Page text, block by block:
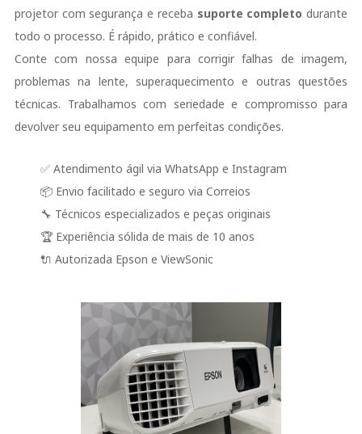
projetor com segurança e receba suporte completo durante
todo o processo. É rápido, prático e confiável.
Conte com nossa equipe para corrigir falhas de imagem,
problemas na lente, superaquecimento e outras questões
técnicas. Trabalhamos com seriedade e compromisso para
devolver seu equipamento em perfeitas condições.
✅ Atendimento ágil via WhatsApp e Instagram
📦 Envio facilitado e seguro via Correios
🔧 Técnicos especializados e peças originais
🏆 Experiência sólida de mais de 10 anos
🔌 Autorizada Epson e ViewSonic